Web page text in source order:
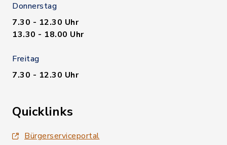
Donnerstag
7.30 - 12.30 Uhr
13.30 - 18.00 Uhr
Freitag
7.30 - 12.30 Uhr
Quicklinks
Bürgerserviceportal